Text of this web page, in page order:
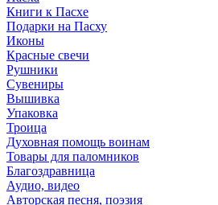
Книги к Пасхе
Подарки на Пасху
Иконы
Красные свечи
Рушники
Сувениры
Вышивка
Упаковка
Троица
Духовная помощь воинам
Товары для паломников
Благоздравница
Аудио, видео
Авторская песня, поэзия